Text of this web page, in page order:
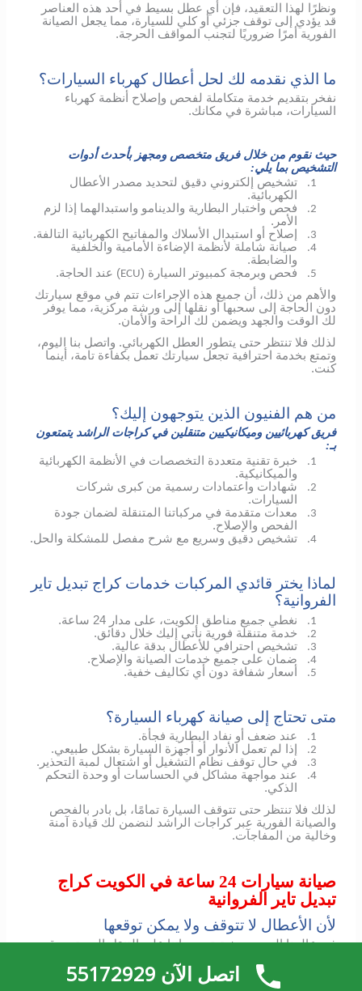
ونظرًا لهذا التعقيد، فإن أي عطل بسيط في أحد هذه العناصر
قد يؤدي إلى توقف جزئي أو كلي للسيارة، مما يجعل الصيانة
الفورية أمرًا ضروريًا لتجنب المواقف الحرجة.
ما الذي نقدمه لك لحل أعطال كهرباء السيارات؟
نفخر بتقديم خدمة متكاملة لفحص وإصلاح أنظمة كهرباء
السيارات، مباشرة في مكانك.
حيث نقوم من خلال فريق متخصص ومجهز بأحدث أدوات
التشخيص بما يلي:
1.
تشخيص إلكتروني دقيق لتحديد مصدر الأعطال
الكهربائية.
2.
فحص واختبار البطارية والدينامو واستبدالهما إذا لزم
الأمر.
3. إصلاح أو استبدال الأسلاك والمفاتيح الكهربائية التالفة.
4.
صيانة شاملة لأنظمة الإضاءة الأمامية والخلفية
والضابطة.
5. فحص وبرمجة كمبيوتر السيارة (ECU) عند الحاجة.
والأهم من ذلك، أن جميع هذه الإجراءات تتم في موقع سيارتك
دون الحاجة إلى سحبها أو نقلها إلى ورشة مركزية، مما يوفر
لك الوقت والجهد ويضمن لك الراحة والأمان.
لذلك فلا تنتظر حتى يتطور العطل الكهربائي. واتصل بنا اليوم،
وتمتع بخدمة احترافية تجعل سيارتك تعمل بكفاءة تامة، أينما
كنت.
من هم الفنيون الذين يتوجهون إليك؟
فريق كهربائيين وميكانيكيين متنقلين في كراجات الراشد يتمتعون
بـ:
1.
خبرة تقنية متعددة التخصصات في الأنظمة الكهربائية
والميكانيكية.
2.
شهادات واعتمادات رسمية من كبرى شركات
السيارات.
3.
معدات متقدمة في مركباتنا المتنقلة لضمان جودة
الفحص والإصلاح.
4. تشخيص دقيق وسريع مع شرح مفصل للمشكلة والحل.
لماذا يختر قائدي المركبات خدمات كراج تبديل تاير
الفروانية؟
1. نغطي جميع مناطق الكويت، على مدار 24 ساعة.
2. خدمة متنقلة فورية نأتي إليك خلال دقائق.
3. تشخيص احترافي للأعطال بدقة عالية.
4. ضمان على جميع خدمات الصيانة والإصلاح.
5. أسعار شفافة دون أي تكاليف خفية.
متى تحتاج إلى صيانة كهرباء السيارة؟
1. عند ضعف أو نفاد البطارية فجأة.
2. إذا لم تعمل الأنوار أو أجهزة السيارة بشكل طبيعي.
3. في حال توقف نظام التشغيل أو اشتعال لمبة التحذير.
4.
عند مواجهة مشاكل في الحساسات أو وحدة التحكم
الذكي.
لذلك فلا تنتظر حتى تتوقف السيارة تمامًا، بل بادر بالفحص
والصيانة الفورية عبر كراجات الراشد لنضمن لك قيادة آمنة
وخالية من المفاجآت.
صيانة سيارات 24 ساعة في الكويت كراج
تبديل تاير الفروانية
لأن الأعطال لا تتوقف ولا يمكن توقعها
في عالمنا اليوم، حيث تعتمد حياتنا على التنقل المستمر، قد
اتصل الآن 55172929